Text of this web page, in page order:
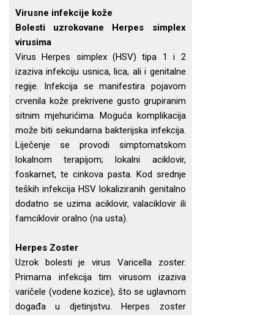
Virusne infekcije kože
Bolesti uzrokovane Herpes simplex
virusima
Virus Herpes simplex (HSV) tipa 1 i 2
izaziva infekciju usnica, lica, ali i genitalne
regije. Infekcija se manifestira pojavom
crvenila kože prekrivene gusto grupiranim
sitnim mjehurićima. Moguća komplikacija
može biti sekundarna bakterijska infekcija.
Liječenje se provodi simptomatskom
lokalnom terapijom; lokalni aciklovir,
foskarnet, te cinkova pasta. Kod srednje
teških infekcija HSV lokaliziranih genitalno
dodatno se uzima aciklovir, valaciklovir ili
famciklovir oralno (na usta).
Herpes Zoster
Uzrok bolesti je virus Varicella zoster.
Primarna infekcija tim virusom izaziva
varičele (vodene kozice), što se uglavnom
događa u djetinjstvu. Herpes zoster